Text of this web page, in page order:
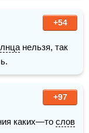
+54
нельзя, так
+97
каких—то слов